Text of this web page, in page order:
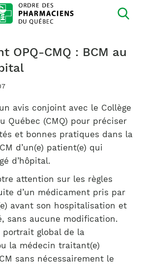
OPQ-CMQ : BCM au
avis conjoint avec le Collège
Québec (CMQ) pour préciser
et bonnes pratiques dans la
d’un(e) patient(e) qui
d’hôpital.
attention sur les règles
d’un médicament pris par
avant son hospitalisation et
sans aucune modification.
portrait global de la
la médecin traitant(e)
sans nécessairement le